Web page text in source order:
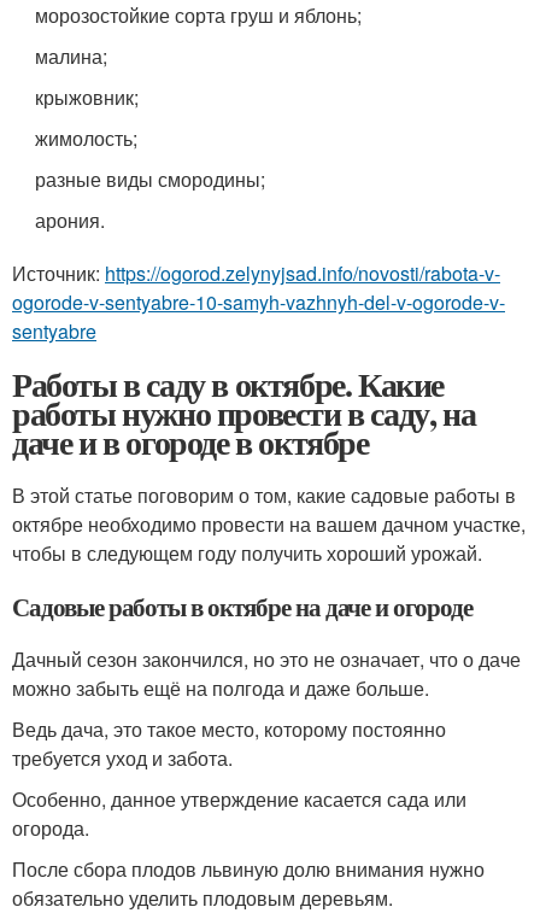
морозостойкие сорта груш и яблонь;
малина;
крыжовник;
жимолость;
разные виды смородины;
арония.
Источник: https://ogorod.zelynyjsad.info/novosti/rabota-v-
ogorode-v-sentyabre-10-samyh-vazhnyh-del-v-ogorode-v-
sentyabre
Работы в саду в октябре. Какие
работы нужно провести в саду, на
даче и в огороде в октябре
В этой статье поговорим о том, какие садовые работы в
октябре необходимо провести на вашем дачном участке,
чтобы в следующем году получить хороший урожай.
Садовые работы в октябре на даче и огороде
Дачный сезон закончился, но это не означает, что о даче
можно забыть ещё на полгода и даже больше.
Ведь дача, это такое место, которому постоянно
требуется уход и забота.
Особенно, данное утверждение касается сада или
огорода.
После сбора плодов львиную долю внимания нужно
обязательно уделить плодовым деревьям.